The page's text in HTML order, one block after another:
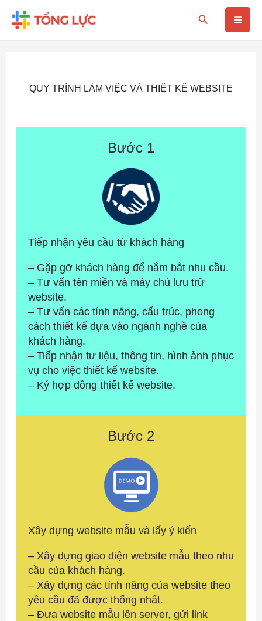
Tìm
QUY TRÌNH LÀM VIỆC VÀ THIẾT KẾ WEBSITE
Bước 1
Tiếp nhận yêu cầu từ khách hàng
– Gặp gỡ khách hàng để nắm bắt nhu cầu.
– Tư vấn tên miền và máy chủ lưu trữ
website.
– Tư vấn các tính năng, cấu trúc, phong
cách thiết kế dựa vào ngành nghề của
khách hàng.
– Tiếp nhận tư liệu, thông tin, hình ảnh phục
vụ cho việc thiết kế website.
– Ký hợp đồng thiết kế website.
Bước 2
Xây dựng website mẫu và lấy ý kiến
– Xây dựng giao diện website mẫu theo nhu
cầu của khách hàng.
– Xây dựng các tính năng của website theo
yêu cầu đã được thống nhất.
– Đưa website mẫu lên server, gửi link